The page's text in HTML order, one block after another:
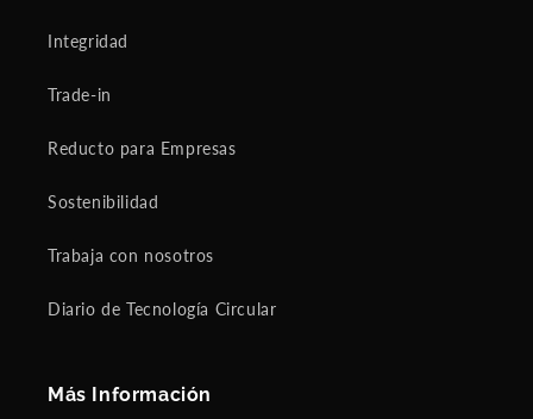
Integridad
Trade-in
Reducto para Empresas
Sostenibilidad
Trabaja con nosotros
Diario de Tecnología Circular
Más Información